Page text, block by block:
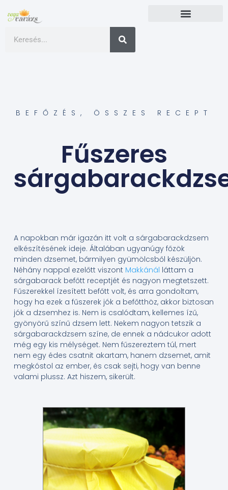
BEFŐZÉS , ÖSSZES RECEPT
Fűszeres
A napokban már igazán itt volt a sárgabarackdzsem
elkészítésének ideje. Általában ugyanúgy főzök
minden dzsemet, bármilyen gyümölcsből készüljön.
Néhány nappal ezelőtt viszont Makkánál láttam a
sárgabarack befőtt receptjét és nagyon megtetszett.
Fűszerekkel ízesített befőtt volt, és arra gondoltam,
hogy ha ezek a fűszerek jók a befőtthöz, akkor biztosan
jók a dzsemhez is. Nem is csalódtam, kellemes ízű,
gyönyörű színű dzsem lett. Nekem nagyon tetszik a
sárgabarackdzsem színe, de ennek a nádcukor adott
még egy kis mélységet. Nem fűszereztem túl, mert
nem egy édes csatnit akartam, hanem dzsemet, amit
megkóstol az ember, és csak sejti, hogy van benne
valami plussz. Azt hiszem, sikerült.